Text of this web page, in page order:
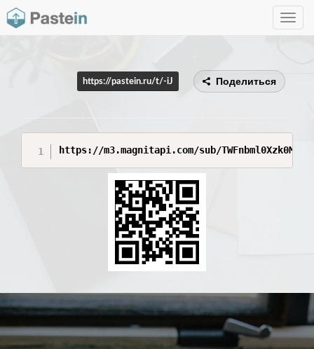
Toggle
https://pastein.ru/t/-iJ Поделиться
https://m3.magnitapi.com/sub/